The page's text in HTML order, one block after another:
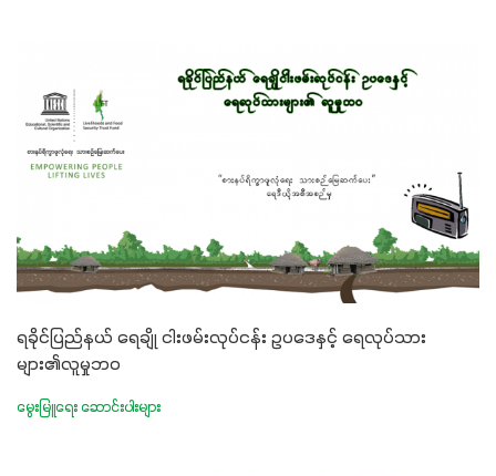
ရခိုင်ပြည်နယ် ရေချို ငါးဖမ်းလုပ်ငန်း ဥပဒေနှင့် ရေလုပ်သား
များ၏လူမှုဘဝ
မွေးမြူရေး ဆောင်းပါးများ